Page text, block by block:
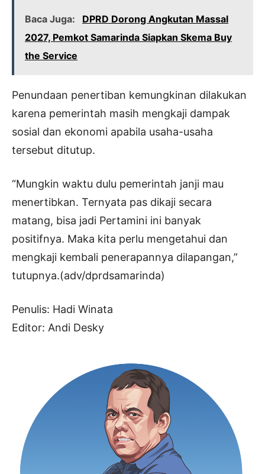
Baca Juga:
DPRD Dorong Angkutan Massal
2027, Pemkot Samarinda Siapkan Skema Buy
the Service
Penundaan penertiban kemungkinan dilakukan
karena pemerintah masih mengkaji dampak
sosial dan ekonomi apabila usaha-usaha
tersebut ditutup.
“Mungkin waktu dulu pemerintah janji mau
menertibkan. Ternyata pas dikaji secara
matang, bisa jadi Pertamini ini banyak
positifnya. Maka kita perlu mengetahui dan
mengkaji kembali penerapannya dilapangan,”
tutupnya.(adv/dprdsamarinda)
Penulis: Hadi Winata
Editor: Andi Desky